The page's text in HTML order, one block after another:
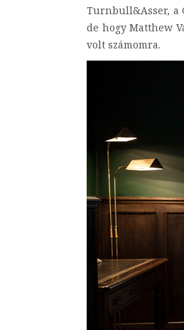
Turnbull&Asser, a
de hogy Matthew
volt számomra.